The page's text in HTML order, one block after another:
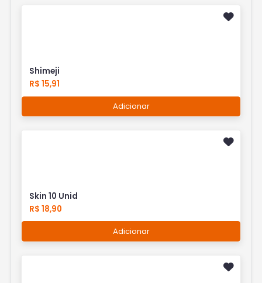
Shimeji
R$ 15,91
Adicionar
Skin 10 Unid
R$ 18,90
Adicionar